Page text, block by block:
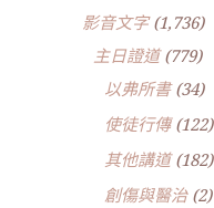
影音文字(1,736)
主日證道(779)
以弗所書(34)
使徒行傳(122)
其他講道(182)
創傷與醫治(2)